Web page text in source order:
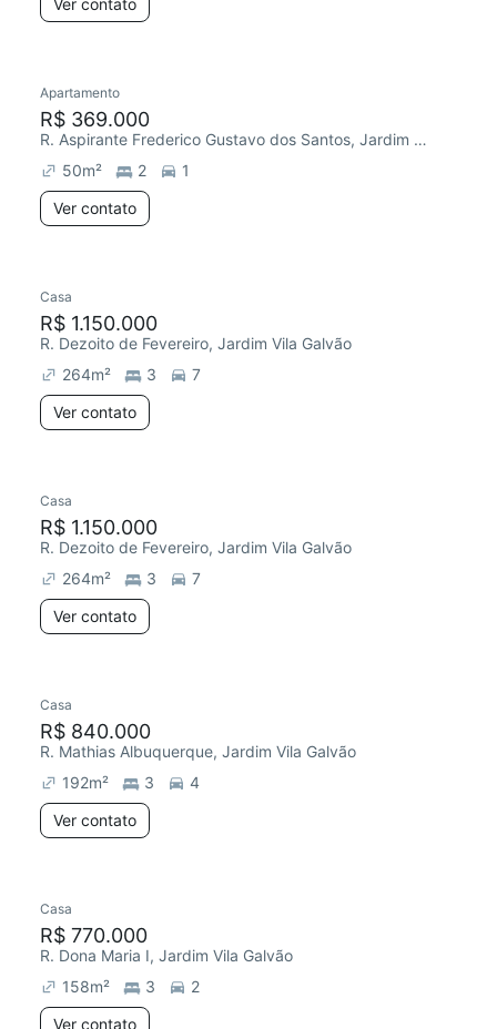
Ver contato
Apartamento
R$ 369.000
R. Aspirante Frederico Gustavo dos Santos, Jardim Vila Galvão
50m² 2
1
Ver contato
Casa
R$ 1.150.000
R. Dezoito de Fevereiro, Jardim Vila Galvão
264m² 3
7
Ver contato
Casa
R$ 1.150.000
R. Dezoito de Fevereiro, Jardim Vila Galvão
264m² 3
7
Ver contato
Casa
R$ 840.000
R. Mathias Albuquerque, Jardim Vila Galvão
192m² 3
4
Ver contato
Casa
R$ 770.000
R. Dona Maria I, Jardim Vila Galvão
158m² 3
2
Ver contato